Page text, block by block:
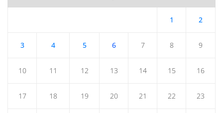
1 2
3 4 5 6 7 8 9
10 11 12 13 14 15 16
17 18 19 20 21 22 23